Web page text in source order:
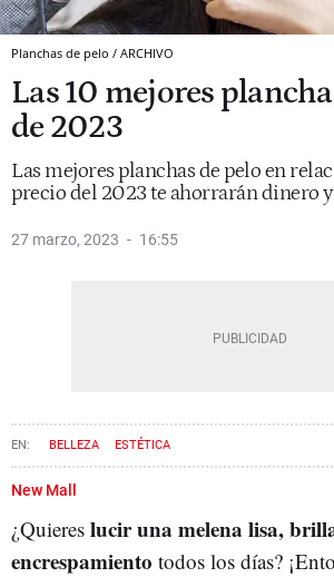
Planchas de pelo / ARCHIVO
Las 10 mejores
de 2023
Las mejores planchas de pelo en
precio del 2023 te ahorrarán dinero
27 marzo, 2023 16:55
BELLEZA ESTÉTICA
New Mall
¿Quieres lucir una melena lisa,
encrespamiento todos los días?